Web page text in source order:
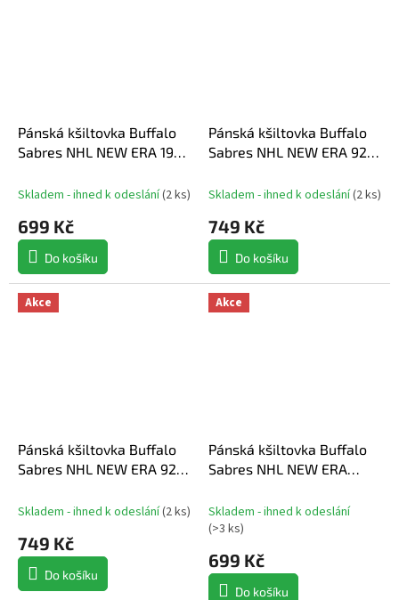
Pánská kšiltovka Buffalo
Sabres NHL NEW ERA 1920
Skladem - ihned k odeslání(2 ks)
699 Kč
Do košíku
Pánská kšiltovka Buffalo
Sabres NHL NEW ERA 920
Skladem - ihned k odeslání(2 ks)
749 Kč
Do košíku
Akce
Pánská kšiltovka Buffalo
Sabres NHL NEW ERA 920
Skladem - ihned k odeslání(2 ks)
749 Kč
Do košíku
Akce
Pánská kšiltovka Buffalo
Sabres NHL NEW ERA
Skladem - ihned k odeslání
(>3 ks)
699 Kč
Do košíku